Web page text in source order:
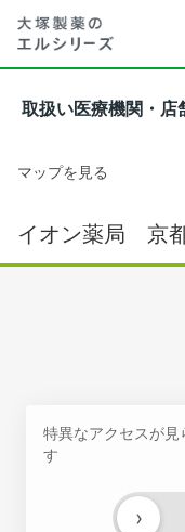
取扱い医療機関・店
マップを見る
イオン薬局 京
特異なアクセスが見
す
›